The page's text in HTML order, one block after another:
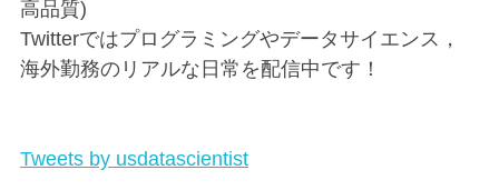
高品質)
Twitterではプログラミングやデータサイエンス，
海外勤務のリアルな日常を配信中です！
Tweets by usdatascientist